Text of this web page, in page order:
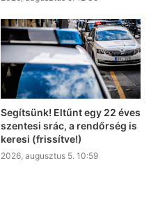
Segítsünk! Eltűnt egy 22 éves
szentesi srác, a rendőrség is
keresi (frissítve!)
2026, augusztus 5. 10:59